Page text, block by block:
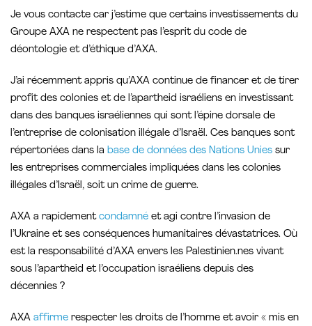
Je vous contacte car j’estime que certains investissements du
Groupe AXA ne respectent pas l’esprit du code de
déontologie et d’éthique d’AXA.
J’ai récemment appris qu’AXA continue de financer et de tirer
profit des colonies et de l’apartheid israéliens en investissant
dans des banques israéliennes qui sont l’épine dorsale de
l’entreprise de colonisation illégale d’Israël. Ces banques sont
répertoriées dans la base de données des Nations Unies sur
les entreprises commerciales impliquées dans les colonies
illégales d’Israël, soit un crime de guerre.
AXA a rapidement condamné et agi contre l’invasion de
l’Ukraine et ses conséquences humanitaires dévastatrices. Où
est la responsabilité d’AXA envers les Palestinien.nes vivant
sous l’apartheid et l’occupation israéliens depuis des
décennies ?
AXA affirme respecter les droits de l’homme et avoir « mis en